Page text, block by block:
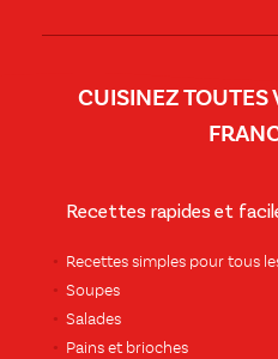
CUISINEZ TOUTES
Recettes rapides et
Recettes simples pour tous
Soupes
Salades
Pains et brioches